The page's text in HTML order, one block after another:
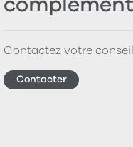
Contactez votre
Contacter